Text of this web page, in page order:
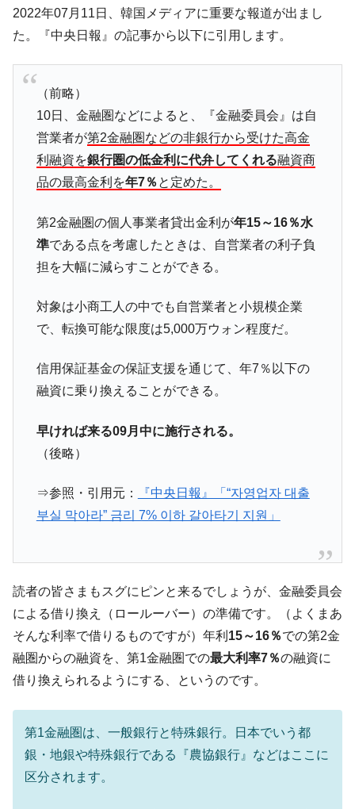
韓国鉄鋼最大手『POSCO』ズブズブ沈む。
営業利益80.2％も減少
『Money1』
米国下院「韓国の公務員個人をターゲット
にぶん殴る法案」提出！⇒ クーパン問題は合衆国企業に対
する差別。許してはおかぬ
『Money1』
韓国ボンクラ政策室長･金容範、株価暴落に
他人事のような発言。
『Money1』
韓国半導体『SKハイニックス』2026年2Qの
業績「史上最高益」当期純利益は前年同期比13.4倍に。
Fact1
日本の誇る海洋資源調査船『白嶺』は先進技術の
Fact1
夏の甲子園、優勝校を最も多く輩出している都道
府県とは？
Fact1 今話題の「楽天ライオンズ」とは？
Fact1 奇跡の毛色「白毛馬」とは？
える賞金とは？
Fact1 平成仮面ライダーの意外すぎるモチーフとは？
Fact1
発表から2日で大崩壊、鳴かず飛ばずに終わりそう
なスーパーリーグとは？
だった選手とは？
Fact1
甲子園通算本塁打、最多の清原に次いで多く打っ
セレクトセールの高額取引馬が稼いだ金額とは？
2022年07月11日、韓国メディアに重要な報道が出まし
た。『中央日報』の記事から以下に引用します。
（前略）
10日、金融圏などによると、『金融委員会』は自
営業者が第2金融圏などの非銀行から受けた高金
利融資を銀行圏の低金利に代弁してくれる融資商
品の最高金利を年7％ と定めた。
第2金融圏の個人事業者貸出金利が年15～16％水
準である点を考慮したときは、自営業者の利子負
担を大幅に減らすことができる。
対象は小商工人の中でも自営業者と小規模企業
で、転換可能な限度は5,000万ウォン程度だ。
信用保証基金の保証支援を通じて、年7％以下の
融資に乗り換えることができる。
早ければ来る09月中に施行される。
（後略）
⇒参照・引用元：
『中央日報』「“자영업자 대출
부실 막아라” 금리 7% 이하 갈아타기 지원」
読者の皆さまもスグにピンと来るでしょうが、金融委員会
による借り換え（ロールーバー）の準備です。（よくまあ
そんな利率で借りるものですが）年利 15～16％での第2金
融圏からの融資を、第1金融圏での最大利率7％の融資に
借り換えられるようにする、というのです。
第1金融圏は、一般銀行と特殊銀行。日本でいう都
銀・地銀や特殊銀行である『農協銀行』などはここに
区分されます。